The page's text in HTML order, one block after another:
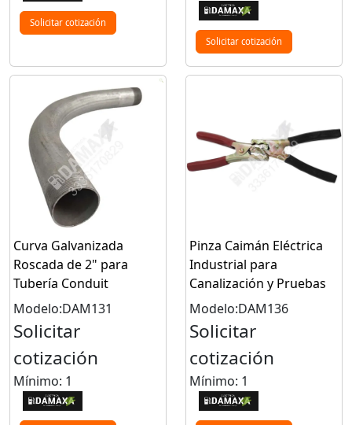
Solicitar cotización
Solicitar cotización
Curva Galvanizada
Roscada de 2" para
Tubería Conduit
Modelo:DAM131
Solicitar
cotización
Mínimo: 1
Pinza Caimán Eléctrica
Industrial para
Canalización y Pruebas
Modelo:DAM136
Solicitar
cotización
Mínimo: 1